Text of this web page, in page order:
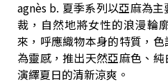
agnès b. 夏季系列以亞麻為
裁，自然地將女性的浪漫輪
來，呼應織物本身的特質，
為靈感，推出天然亞麻色、
演繹夏日的清新涼爽。